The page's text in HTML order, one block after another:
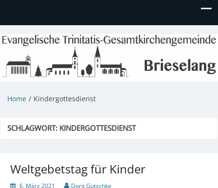
Evangelische Kirchengemeinde
Brieselang
Informationen zu Veranstaltungen, Gemeindeleben und
unserem Kindergarten
Home Kindergottesdienst
SCHLAGWORT: KINDERGOTTESDIENST
Weltgebetstag für Kinder
6. März 2021 Dorit Gutschke